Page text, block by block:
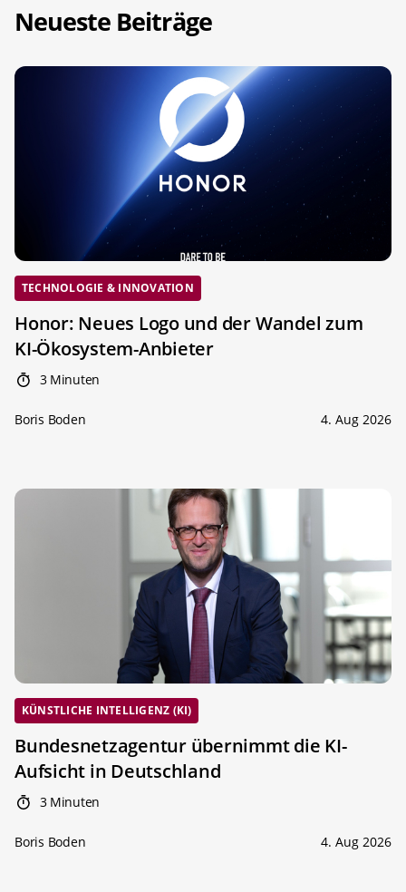
Neueste Beiträge
TECHNOLOGIE & INNOVATION
Honor: Neues Logo und der Wandel zum
KI-Ökosystem-Anbieter
3 Minuten
Boris Boden 4. Aug 2026
KÜNSTLICHE INTELLIGENZ (KI)
Bundesnetzagentur übernimmt die KI-
Aufsicht in Deutschland
3 Minuten
Boris Boden 4. Aug 2026